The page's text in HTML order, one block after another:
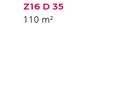
Z16 D 35
110 m²